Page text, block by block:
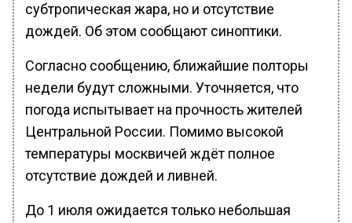
субтропическая жара, но и отсутствие
дождей. Об этом сообщают синоптики.
Согласно сообщению, ближайшие полторы
недели будут сложными. Уточняется, что
погода испытывает на прочность жителей
Центральной России. Помимо высокой
температуры москвичей ждёт полное
отсутствие дождей и ливней.
До 1 июля ожидается только небольшая